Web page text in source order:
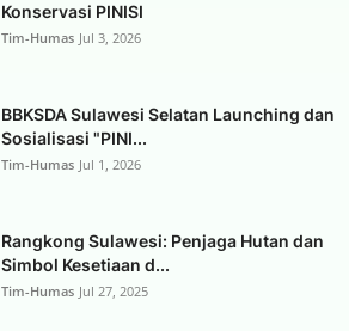
Konservasi PINISI
Tim-Humas Jul 3, 2026
BBKSDA Sulawesi Selatan Launching dan
Sosialisasi "PINI...
Tim-Humas Jul 1, 2026
Rangkong Sulawesi: Penjaga Hutan dan
Simbol Kesetiaan d...
Tim-Humas Jul 27, 2025